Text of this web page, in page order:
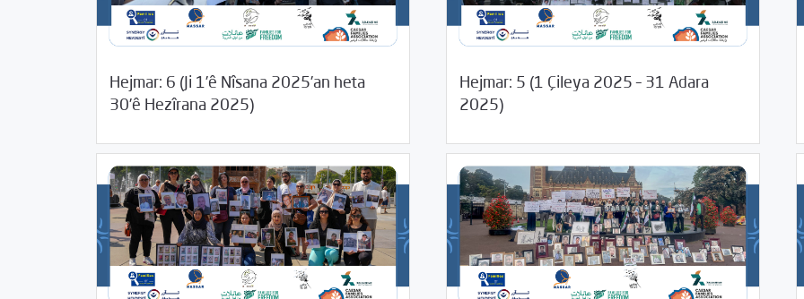
Hejmar: 6 (Ji 1’ê Nîsana 2025’an heta
30’ê Hezîrana 2025)
07/28/2025 Kurteya medyayê
Hejmar: 5 (1 Çileya 2025 – 31 Adara
2025)
05/14/2025 Kurteya medyayê